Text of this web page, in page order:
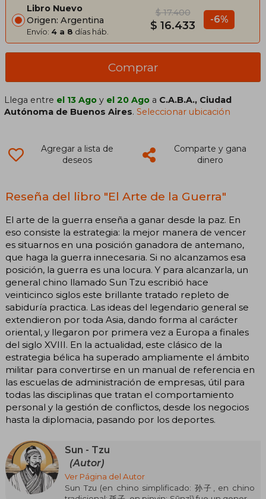
Libro Nuevo
Origen: Argentina
Envío: 4 a 8 días háb.
$ 17.400
$ 16.433 -6%
Comprar
Llega entre el 13 Ago y el 20 Ago a C.A.B.A., Ciudad
Autónoma de Buenos Aires.Seleccionar ubicación
Agregar a lista de
deseos
Comparte y gana
dinero
Reseña del libro "El Arte de la Guerra"
El arte de la guerra enseña a ganar desde la paz. En
eso consiste la estrategia: la mejor manera de vencer
es situarnos en una posición ganadora de antemano,
que haga la guerra innecesaria. Si no alcanzamos esa
posición, la guerra es una locura. Y para alcanzarla, un
general chino llamado Sun Tzu escribió hace
veinticinco siglos este brillante tratado repleto de
sabiduría practica. Las ideas del legendario general se
extendieron por toda Asia, dando forma al carácter
oriental, y llegaron por primera vez a Europa a finales
del siglo XVIII. En la actualidad, este clásico de la
estrategia bélica ha superado ampliamente el ámbito
militar para convertirse en un manual de referencia en
las escuelas de administración de empresas, útil para
todas las disciplinas que tratan el comportamiento
personal y la gestión de conflictos, desde los negocios
hasta la diplomacia, pasando por los deportes.
Sun - Tzu
(Autor)
Ver Página del Autor
Sun Tzu (en chino simplificado: 孙子, en chino